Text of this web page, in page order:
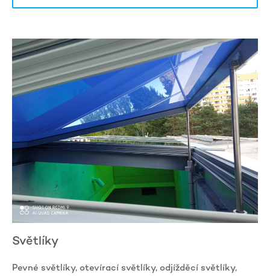
Světlíky
Pevné světlíky, otevírací světlíky, odjížděcí světlíky,